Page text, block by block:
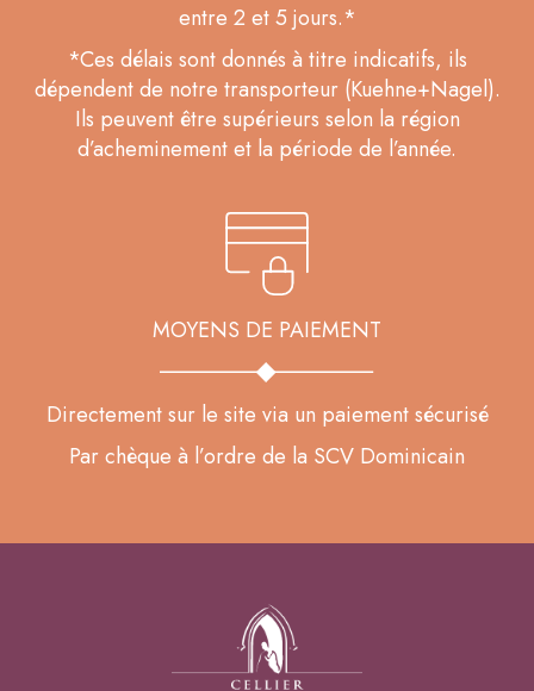
entre 2 et 5 jours.*
*Ces délais sont donnés à titre indicatifs, ils
dépendent de notre transporteur (Kuehne+Nagel).
Ils peuvent être supérieurs selon la région
d’acheminement et la période de l’année.
MOYENS DE PAIEMENT
Directement sur le site via un paiement sécurisé
Par chèque à l’ordre de la SCV Dominicain